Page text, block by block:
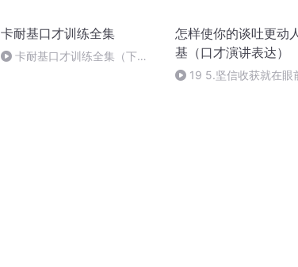
卡耐基口才训练全集
卡耐基口才训练全集（下
怎样使你的谈吐更动
基（口才演讲表达）
19 5.坚信收获就在眼